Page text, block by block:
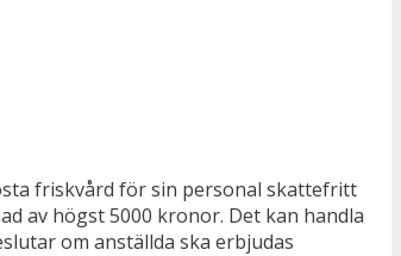
friskvård för sin personal skattefritt
av högst 5000 kronor. Det kan handla
om anställda ska erbjudas